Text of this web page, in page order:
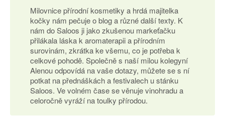
Milovnice přírodní kosmetiky a hrdá majitelka
kočky nám pečuje o blog a různé další texty. K
nám do Saloos ji jako zkušenou markeťačku
přilákala láska k aromaterapii a přírodním
surovinám, zkrátka ke všemu, co je potřeba k
celkové pohodě. Společně s naší milou kolegyní
Alenou odpovídá na vaše dotazy, můžete se s ní
potkat na přednáškách a festivalech u stánku
Saloos. Ve volném čase se věnuje vinohradu a
celoročně vyráží na toulky přírodou.